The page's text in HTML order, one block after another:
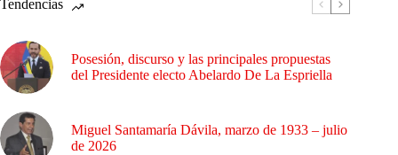
Tendencias
Posesión, discurso y las principales propuestas
del Presidente electo Abelardo De La Espriella
Miguel Santamaría Dávila, marzo de 1933 – julio
de 2026